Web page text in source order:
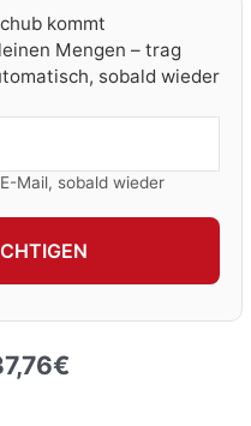
kommt
Mengen – trag
sobald wieder
Mail, sobald wieder
€